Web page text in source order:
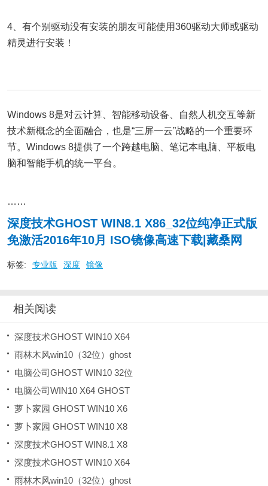
4、有个别驱动没有安装的朋友可能使用360驱动大师或驱动
精灵进行安装！
Windows 8是对云计算、智能移动设备、自然人机交互等新
技术新概念的全面融合，也是“三屏一云”战略的一个重要环
节。Windows 8提供了一个跨越电脑、笔记本电脑、平板电
脑和智能手机的统一平台。
……
深度技术GHOST WIN8.1 X86_32位纯净正式版
免激活2016年10月 ISO镜像高速下载|藏桑网
标签: 专业版 深度 镜像
相关阅读
深度技术GHOST WIN10 X64
雨林木风win10（32位）ghost
电脑公司GHOST WIN10 32位
电脑公司WIN10 X64 GHOST
萝卜家园 GHOST WIN10 X6
萝卜家园 GHOST WIN10 X8
深度技术GHOST WIN8.1 X8
深度技术GHOST WIN10 X64
雨林木风win10（32位）ghost